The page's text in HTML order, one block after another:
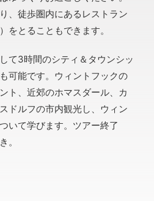
、徒歩圏内にあるレストラン
をとることもできます。
て3時間のシティ＆タウンシッ
可能です。ウィントフックの
ト、近郊のホマスダール、カ
ドルフの市内観光し、ウィン
いて学びます。ツアー終了
。